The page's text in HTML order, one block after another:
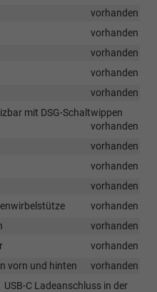
vorhanden
vorhanden
vorhanden
vorhanden
vorhanden
mit DSG-Schaltwippen
vorhanden
vorhanden
vorhanden
vorhanden
vorhanden
vorhanden
vorhanden
vorn und hinten
vorhanden
USB-C Ladeanschluss in der